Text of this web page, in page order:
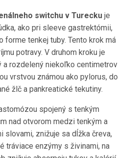
switchu v Tureckuje
ako pri sleeve gastrektómii,
forme tenkej tuby. Tento krok má
potravy. V druhom kroku je
a rozdelený niekoľko centimetrov
vrstvou známou ako pylorus, do
žlč a pankreatické tekutiny.
spojený s tenkým
nad otvorom medzi tenkým a
slovami, znižuje sa dĺžka čreva,
tráviace enzýmy s živinami, na